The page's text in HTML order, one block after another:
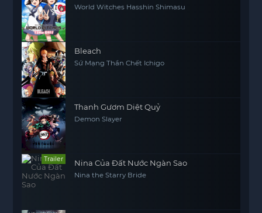
World Witches Hasshin Shimasu
Bleach
Sứ Mạng Thần Chết Ichigo
Thanh Gươm Diệt Quỷ
Demon Slayer
Trailer Nina Của Đất Nước Ngàn Sao
Nina the Starry Bride